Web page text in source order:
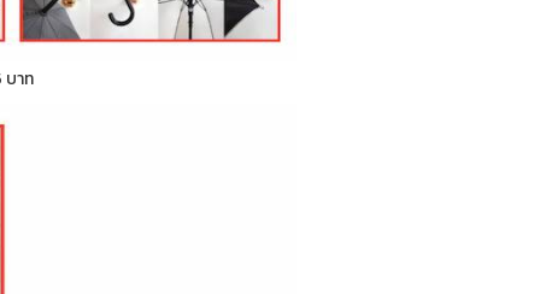
บาท